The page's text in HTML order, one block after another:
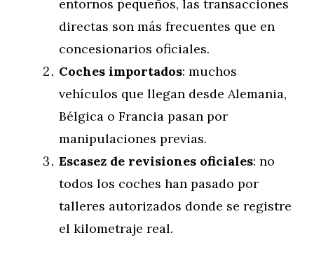
entornos pequeños, las transacciones
directas son más frecuentes que en
concesionarios oficiales.
Coches importados: muchos
vehículos que llegan desde Alemania,
Bélgica o Francia pasan por
manipulaciones previas.
Escasez de revisiones oficiales: no
todos los coches han pasado por
talleres autorizados donde se registre
el kilometraje real.